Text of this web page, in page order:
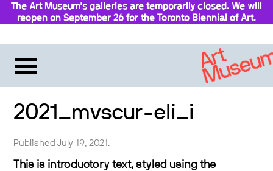
The Art Museum’s galleries are temporarily closed. We will
reopen on September 26 for the Toronto Biennial of Art.
2021_mvscur-eli_i
Published July 19, 2021.
This is introductory text, styled using the